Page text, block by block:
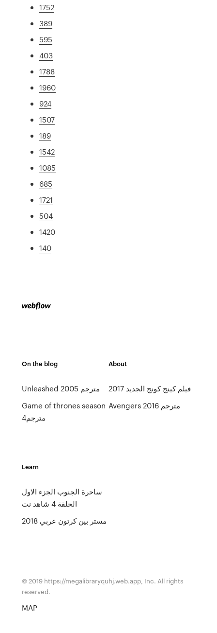
1752
389
595
403
1788
1960
924
1507
189
1542
1085
685
1721
504
1420
140
On the blog
Unleashed 2005 مترجم
Game of thrones season
4مترجم
About
فيلم كينج كونج الجديد 2017
Avengers 2016 مترجم
Learn
ساحرة الجنوب الجزء الاول
الحلقة 4 شاهد نت
مستر بين كرتون عربي 2018
© 2019 https://megalibraryquhj.web.app, Inc. All rights
reserved.
MAP